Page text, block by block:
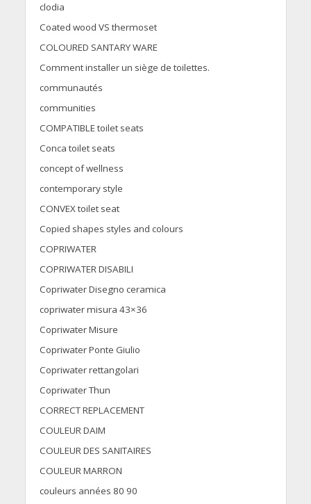
clodia
Coated wood VS thermoset
COLOURED SANTARY WARE
Comment installer un siège de toilettes.
communautés
communities
COMPATIBLE toilet seats
Conca toilet seats
concept of wellness
contemporary style
CONVEX toilet seat
Copied shapes styles and colours
COPRIWATER
COPRIWATER DISABILI
Copriwater Disegno ceramica
copriwater misura 43×36
Copriwater Misure
Copriwater Ponte Giulio
Copriwater rettangolari
Copriwater Thun
CORRECT REPLACEMENT
COULEUR DAIM
COULEUR DES SANITAIRES
COULEUR MARRON
couleurs années 80 90